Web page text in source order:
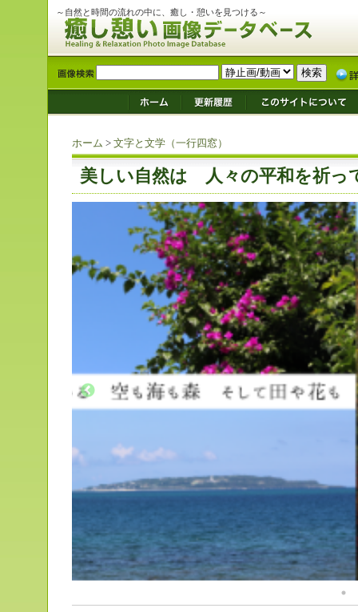
～自然と時間の流れの中に、癒し・憩いを見つける～
ホーム > 文字と文学（一行四窓）
美しい自然は 人々の平和を祈